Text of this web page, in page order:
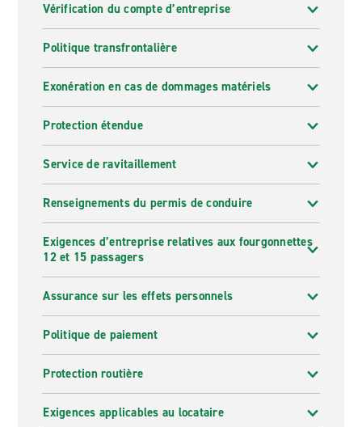
Vérification du compte d’entreprise
Politique transfrontalière
Exonération en cas de dommages matériels
Protection étendue
Service de ravitaillement
Renseignements du permis de conduire
Exigences d’entreprise relatives aux fourgonnettes
12 et 15 passagers
Assurance sur les effets personnels
Politique de paiement
Protection routière
Exigences applicables au locataire